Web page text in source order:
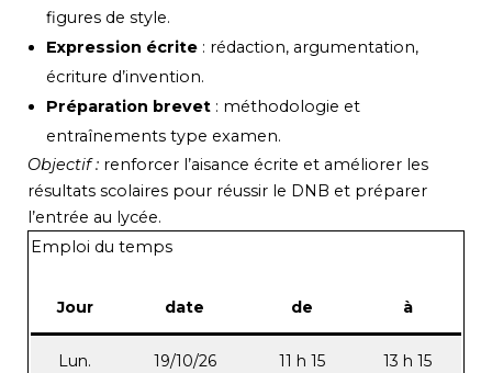
figures de style.
Expression écrite : rédaction, argumentation,
écriture d’invention.
Préparation brevet : méthodologie et
entraînements type examen.
Objectif : renforcer l’aisance écrite et améliorer les
résultats scolaires pour réussir le DNB et préparer
l’entrée au lycée.
Emploi du temps
Jour date de à
Lun. 19/10/26 11 h 15 13 h 15